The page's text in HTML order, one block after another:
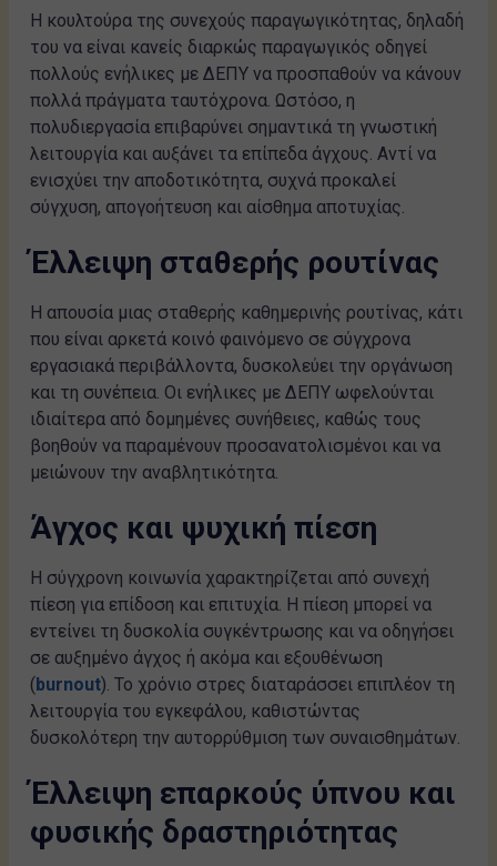
Η κουλτούρα της συνεχούς παραγωγικότητας, δηλαδή
του να είναι κανείς διαρκώς παραγωγικός οδηγεί
πολλούς ενήλικες με ΔΕΠΥ να προσπαθούν να κάνουν
πολλά πράγματα ταυτόχρονα. Ωστόσο, η
πολυδιεργασία επιβαρύνει σημαντικά τη γνωστική
λειτουργία και αυξάνει τα επίπεδα άγχους. Αντί να
ενισχύει την αποδοτικότητα, συχνά προκαλεί
σύγχυση, απογοήτευση και αίσθημα αποτυχίας.
Έλλειψη σταθερής ρουτίνας
Η απουσία μιας σταθερής καθημερινής ρουτίνας, κάτι
που είναι αρκετά κοινό φαινόμενο σε σύγχρονα
εργασιακά περιβάλλοντα, δυσκολεύει την οργάνωση
και τη συνέπεια. Οι ενήλικες με ΔΕΠΥ ωφελούνται
ιδιαίτερα από δομημένες συνήθειες, καθώς τους
βοηθούν να παραμένουν προσανατολισμένοι και να
μειώνουν την αναβλητικότητα.
Άγχος και ψυχική πίεση
Η σύγχρονη κοινωνία χαρακτηρίζεται από συνεχή
πίεση για επίδοση και επιτυχία. Η πίεση μπορεί να
εντείνει τη δυσκολία συγκέντρωσης και να οδηγήσει
σε αυξημένο άγχος ή ακόμα και εξουθένωση
( burnout). Το χρόνιο στρες διαταράσσει επιπλέον τη
λειτουργία του εγκεφάλου, καθιστώντας
δυσκολότερη την αυτορρύθμιση των συναισθημάτων.
Έλλειψη επαρκούς ύπνου και
φυσικής δραστηριότητας